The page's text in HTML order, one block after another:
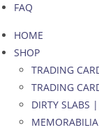
FAQ
HOME
SHOP
TRADING
TRADING
DIRTY SLABS